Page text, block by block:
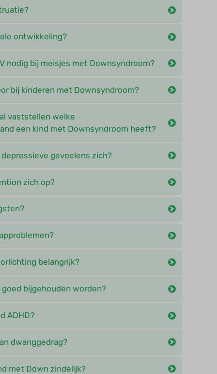
ontwikkeling?
nodig bij meisjes met Downsyndroom?
bij kinderen met Downsyndroom?
vaststellen welke
een kind met Downsyndroom heeft?
gevoelens zich?
zich op?
belangrijk?
bijgehouden worden?
ADHD?
dwanggedrag?
met Down zindelijk?